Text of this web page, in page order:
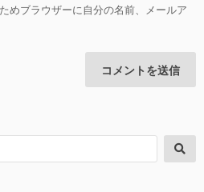
めブラウザーに自分の名前、メールア
索